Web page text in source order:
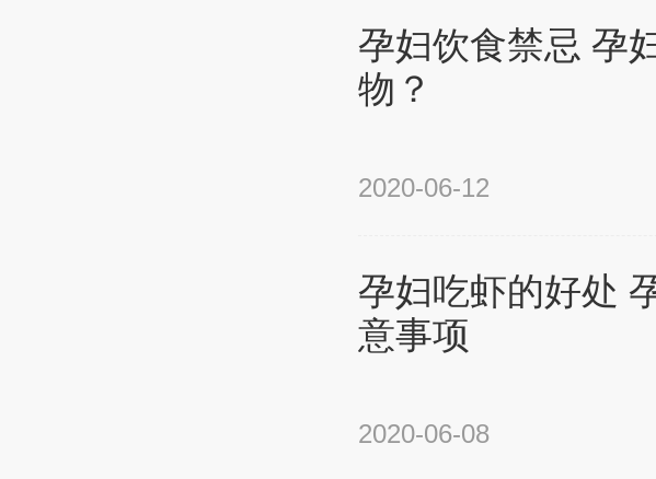
孕妇饮食禁忌 孕
物？
2020-06-12
孕妇吃虾的好处
意事项
2020-06-08